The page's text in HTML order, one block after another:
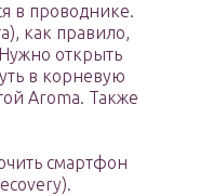
в проводнике.
как правило,
открыть
в корневую
Aroma. Также
смартфон